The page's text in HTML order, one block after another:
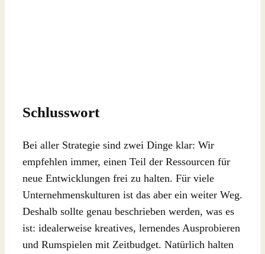
Schlusswort
Bei aller Strategie sind zwei Dinge klar: Wir
empfehlen immer, einen Teil der Ressourcen für
neue Entwicklungen frei zu halten. Für viele
Unternehmenskulturen ist das aber ein weiter Weg.
Deshalb sollte genau beschrieben werden, was es
ist: idealerweise kreatives, lernendes Ausprobieren
und Rumspielen mit Zeitbudget. Natürlich halten